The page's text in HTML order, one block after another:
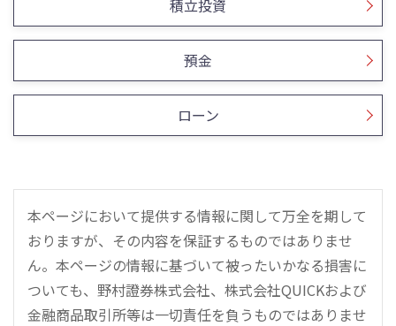
積立投資
預金
ローン
本ページにおいて提供する情報に関して万全を期して
おりますが、その内容を保証するものではありませ
ん。本ページの情報に基づいて被ったいかなる損害に
ついても、野村證券株式会社、株式会社QUICKおよび
金融商品取引所等は一切責任を負うものではありませ